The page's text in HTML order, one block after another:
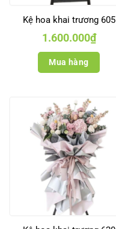
Kệ hoa khai trương 605
1.600.000₫
Mua hàng